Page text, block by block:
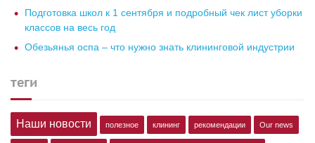
Подготовка школ к 1 сентября и подробный чек лист уборки
классов на весь год
Обезьянья оспа – что нужно знать клининговой индустрии
теги
Наши новости полезное клининг рекомендации Our news